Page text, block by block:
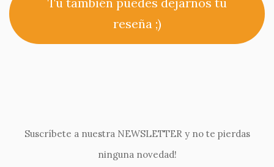
reseña ;)
Suscríbete a nuestra NEWSLETTER y no te pierdas
ninguna novedad!